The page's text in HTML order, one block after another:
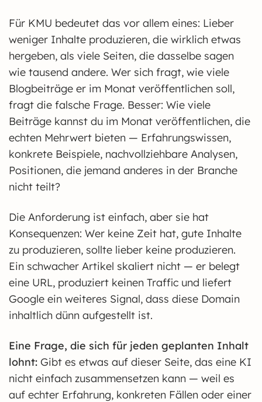
Für KMU bedeutet das vor allem eines: Lieber
weniger Inhalte produzieren, die wirklich etwas
hergeben, als viele Seiten, die dasselbe sagen
wie tausend andere. Wer sich fragt, wie viele
Blogbeiträge er im Monat veröffentlichen soll,
fragt die falsche Frage. Besser: Wie viele
Beiträge kannst du im Monat veröffentlichen, die
echten Mehrwert bieten — Erfahrungswissen,
konkrete Beispiele, nachvollziehbare Analysen,
Positionen, die jemand anderes in der Branche
nicht teilt?
Die Anforderung ist einfach, aber sie hat
Konsequenzen: Wer keine Zeit hat, gute Inhalte
zu produzieren, sollte lieber keine produzieren.
Ein schwacher Artikel skaliert nicht — er belegt
eine URL, produziert keinen Traffic und liefert
Google ein weiteres Signal, dass diese Domain
inhaltlich dünn aufgestellt ist.
Eine Frage, die sich für jeden geplanten Inhalt
lohnt: Gibt es etwas auf dieser Seite, das eine KI
nicht einfach zusammensetzen kann — weil es
auf echter Erfahrung, konkreten Fällen oder einer